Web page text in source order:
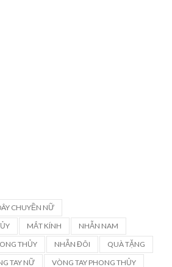
CHUYỀN NỮ
MẮT KÍNH
NHẪN NAM
THỦY NHẪN ĐÔI
QUÀ TẶNG
TAY NỮ VÒNG TAY PHONG THỦY